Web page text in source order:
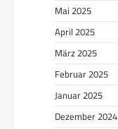
Mai 2025
April 2025
März 2025
Februar 2025
Januar 2025
Dezember 2024